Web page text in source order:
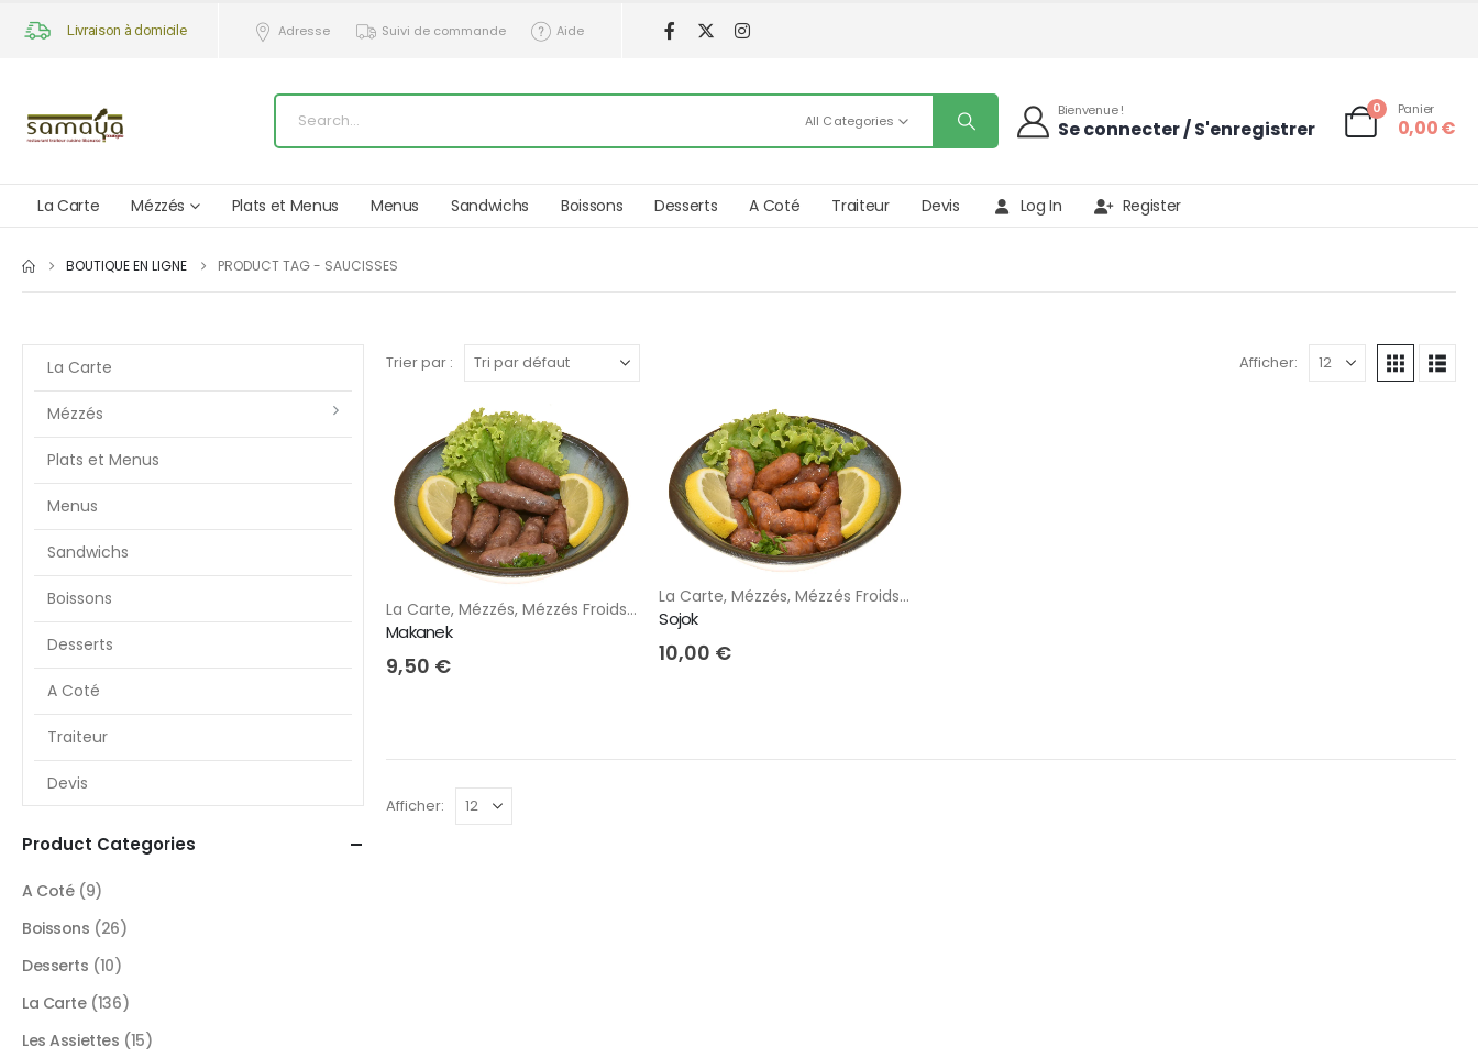
Livraison à domicile Adresse Suivi de commande Aide
All Categories
Bienvenue !
Se connecter / S'enregistrer
0 Panier
0,00€
La Carte Mézzés Plats et Menus Menus Sandwichs Boissons Desserts A Coté Traiteur Devis Log In Register
BOUTIQUE EN LIGNE PRODUCT TAG - SAUCISSES
Trier par : Afficher:
La Carte, Mézzés, Mézzés Froids,Mézzzés Chauds
Makanek
9,50 €
La Carte,Mézzés,Mézzés Froids,Mézzzés Chauds
Sojok
10,00 €
Afficher:
La Carte
Mézzés
Plats et Menus
Menus
Sandwichs
Boissons
Desserts
A Coté
Traiteur
Devis
Product Categories
A Coté (9)
Boissons (26)
Desserts (10)
La Carte (136)
Les Assiettes (15)